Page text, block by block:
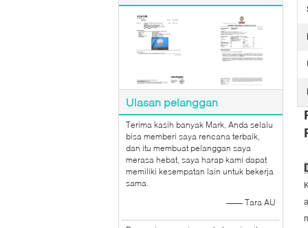
Ulasan pelanggan
Terima kasih banyak Mark, Anda selalu
bisa memberi saya rencana terbaik,
dan itu membuat pelanggan saya
merasa hebat, saya harap kami dapat
memiliki kesempatan lain untuk bekerja
sama.
—— Tara AU